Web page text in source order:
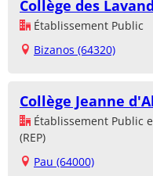
Collège des
Établissement Public
Bizanos (64320)
Collège Jeanne
Établissement Public
(REP)
Pau (64000)